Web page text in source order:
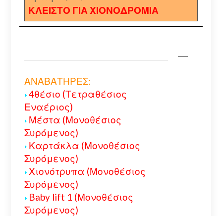
ΚΛΕΙΣΤΟ ΓΙΑ ΧΙΟΝΟΔΡΟΜΙΑ
ΑΝΑΒΑΤΗΡΕΣ:
4θέσιο (Τετραθέσιος
Εναέριος)
Μέστα (Μονοθέσιος
Συρόμενος)
Καρτάκλα (Μονοθέσιος
Συρόμενος)
Χιονότρυπα (Μονοθέσιος
Συρόμενος)
Baby lift 1 (Μονοθέσιος
Συρόμενος)